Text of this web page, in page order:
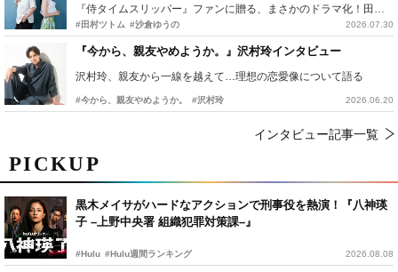
PICKUP
黒木メイサがハードなアクションで刑事役を熱演！『八神瑛
子 –上野中央署 組織犯罪対策課–』
#Hulu #Hulu週間ランキング 2026.08.08
『侍タイムスリッパー』ファンに贈る、まさかのドラマ化！田村ツトム×沙倉ゆうのが語る『心配無用ノ介』撮影秘話
#田村ツトム #沙倉ゆうの 2026.07.30
『今から、親友やめようか。』沢村玲インタビュー
沢村玲、親友から一線を越えて…理想の恋愛像について語る
#今から、親友やめようか。 #沢村玲 2026.06.20
インタビュー記事一覧